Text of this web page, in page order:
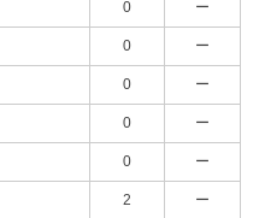
0 ー
0 ー
0 ー
0 ー
0 ー
2 ー